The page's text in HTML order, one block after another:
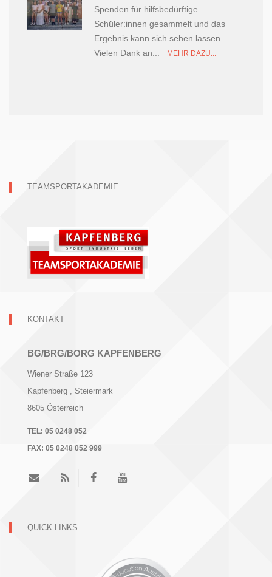
Spenden für hilfsbedürftige
Schüler:innen gesammelt und das
Ergebnis kann sich sehen lassen.
Vielen Dank an...
MEHR DAZU...
TEAMSPORTAKADEMIE
KONTAKT
BG/BRG/BORG KAPFENBERG
Wiener Straße 123
Kapfenberg , Steiermark
8605 Österreich
TEL: 05 0248 052
FAX: 05 0248 052 999
QUICK LINKS